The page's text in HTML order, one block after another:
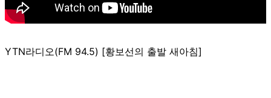
YTN라디오(FM 94.5) [황보선의 출발 새아침]